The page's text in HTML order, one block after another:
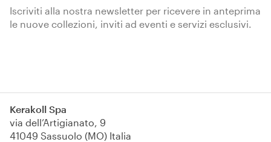
Iscriviti alla nostra newsletter per ricevere in anteprima
le nuove collezioni, inviti ad eventi e servizi esclusivi.
Kerakoll Spa
via dell’Artigianato, 9
41049 Sassuolo (MO) Italia